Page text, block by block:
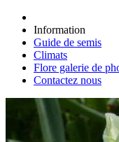
Information
Guide de semis
Climats
Flore galerie de
Contactez nous